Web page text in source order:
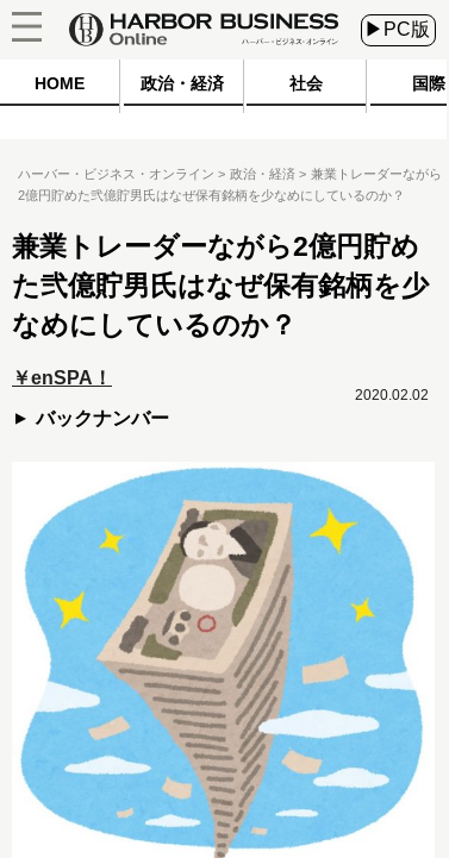
▶PC版
HOME 政治・経済 社会 国際
ハーバー・ビジネス・オンライン 政治・経済
兼業トレーダーながら
2億円貯めた弐億貯男氏はなぜ保有銘柄を少なめにしているのか？
兼業トレーダーながら2億円貯め
た弐億貯男氏はなぜ保有銘柄を少
なめにしているのか？
￥enSPA！
バックナンバー
2020.02.02